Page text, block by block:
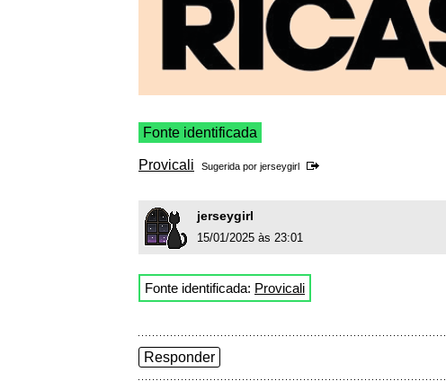
Fonte identificada
Provicali Sugerida por jerseygirl
jerseygirl
15/01/2025 às 23:01
Fonte identificada: Provicali
Responder